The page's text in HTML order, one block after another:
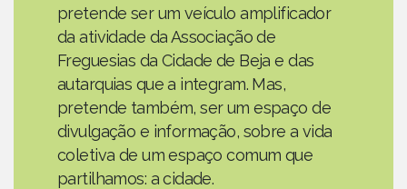
pretende ser um veículo amplificador
da atividade da Associação de
Freguesias da Cidade de Beja e das
autarquias que a integram. Mas,
pretende também, ser um espaço de
divulgação e informação, sobre a vida
coletiva de um espaço comum que
partilhamos: a cidade.